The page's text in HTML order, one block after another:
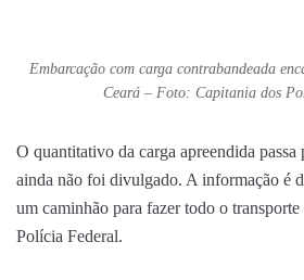
Embarcação com carga contrabandeada
Ceará – Foto: Capitania dos
O quantitativo da carga apreendida
ainda não foi divulgado. A informação é
um caminhão para fazer todo o transporte
Polícia Federal.